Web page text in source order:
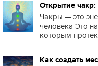
Открытие чакр:
Чакры — это
человека Это
которым
Как создать